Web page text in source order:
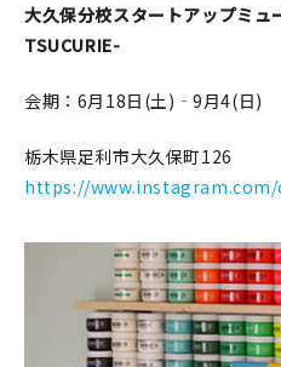
大久保分校スタートアップミュ
TSUCURIE-
会期：6月18日(土)‐9月4(日)
栃木県足利市大久保町126
https://